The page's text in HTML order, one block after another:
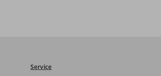
Service